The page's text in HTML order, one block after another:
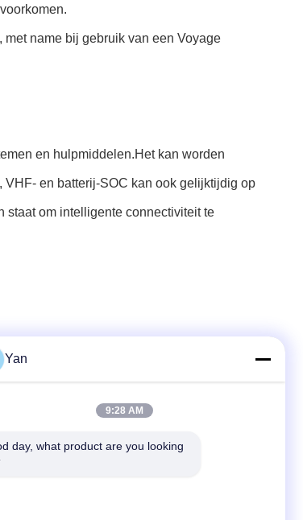
name bij gebruik van een Voyage
en hulpmiddelen.Het kan worden
en batterij-SOC kan ook gelijktijdig op
staat om intelligente connectiviteit te
Tel.:
Yan
9:28 AM
day, what product are you looking